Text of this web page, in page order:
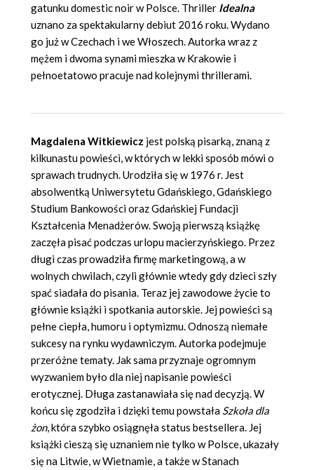
gatunku domestic noir w Polsce. Thriller Idealna
uznano za spektakularny debiut 2016 roku. Wydano
go już w Czechach i we Włoszech. Autorka wraz z
mężem i dwoma synami mieszka w Krakowie i
pełnoetatowo pracuje nad kolejnymi thrillerami.
Magdalena Witkiewicz jest polską pisarką, znaną z
kilkunastu powieści, w których w lekki sposób mówi o
sprawach trudnych. Urodziła się w 1976 r. Jest
absolwentką Uniwersytetu Gdańskiego, Gdańskiego
Studium Bankowości oraz Gdańskiej Fundacji
Kształcenia Menadżerów. Swoją pierwszą książkę
zaczęła pisać podczas urlopu macierzyńskiego. Przez
długi czas prowadziła firmę marketingową, a w
wolnych chwilach, czyli głównie wtedy gdy dzieci szły
spać siadała do pisania. Teraz jej zawodowe życie to
głównie książki i spotkania autorskie. Jej powieści są
pełne ciepła, humoru i optymizmu. Odnoszą niemałe
sukcesy na rynku wydawniczym. Autorka podejmuje
przeróżne tematy. Jak sama przyznaje ogromnym
wyzwaniem było dla niej napisanie powieści
erotycznej. Długa zastanawiała się nad decyzją. W
końcu się zgodziła i dzięki temu powstała Szkoła dla
żon, która szybko osiągnęła status bestsellera. Jej
książki cieszą się uznaniem nie tylko w Polsce, ukazały
się na Litwie, w Wietnamie, a także w Stanach